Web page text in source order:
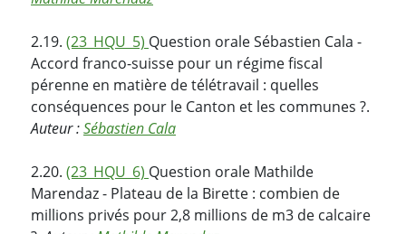
2.19. (23_HQU_5) Question orale Sébastien Cala -
Accord franco-suisse pour un régime fiscal
pérenne en matière de télétravail : quelles
conséquences pour le Canton et les communes ?.
Auteur :Sébastien Cala
2.20. (23_HQU_6) Question orale Mathilde
Marendaz - Plateau de la Birette : combien de
millions privés pour 2,8 millions de m3 de calcaire